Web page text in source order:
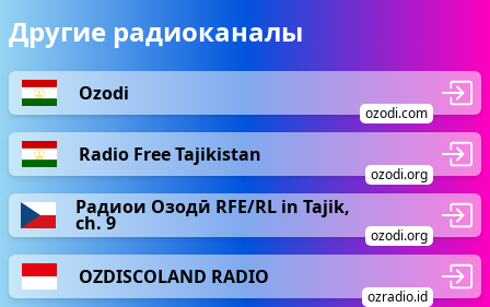
Другие радиоканалы
Ozodi
ozodi.com
Radio Free Tajikistan
ozodi.org
Радиои Озодӣ RFE/RL in Tajik,
ch. 9
ozodi.org
OZDISCOLAND RADIO
ozradio.id